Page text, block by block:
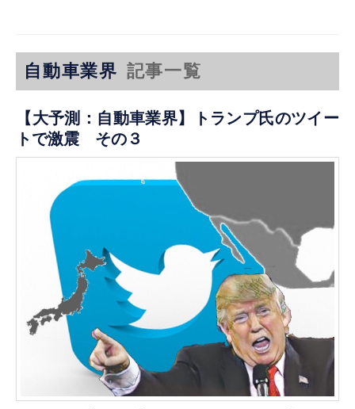
自動車業界 記事一覧
【大予測：自動車業界】トランプ氏のツイー
トで激震 その３